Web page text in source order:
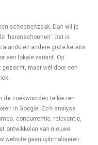
schoenenzaak. Dan wil je
‘herenschoenen’. Dat is
en andere grote ketens
een lokale variant. Op
gezocht, maar wél door een
de zoekwoorden te kiezen
in Google. Zo’n analyse
concurrentie, relevantie,
ontwikkelen van nieuwe
website gaan optimaliseren.